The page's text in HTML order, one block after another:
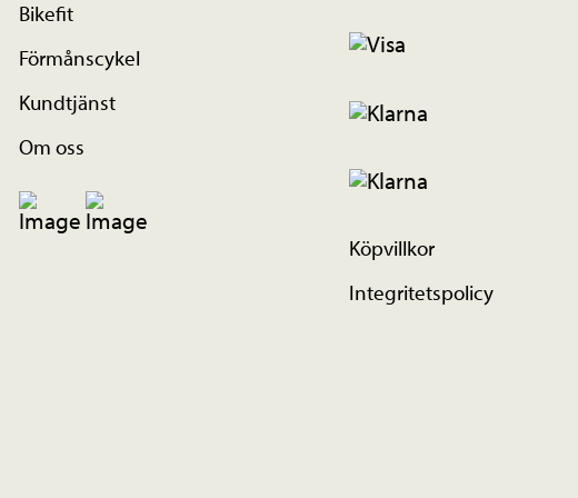
Bikefit
Förmånscykel
Kundtjänst
Om oss
Köpvillkor
Integritetspolicy